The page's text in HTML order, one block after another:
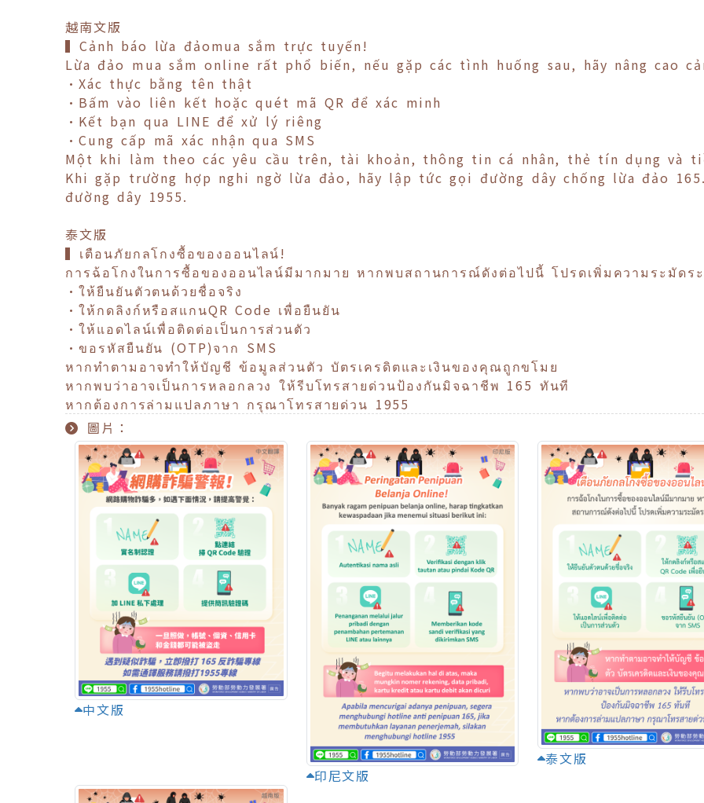
越南文版
▍Cảnh báo lừa đảomua sắm trực tuyến!
Lừa đảo mua sắm online rất phổ biến, nếu gặp các tình huống sau, hãy nâng cao
•Xác thực bằng tên thật
•Bấm vào liên kết hoặc quét mã QR để xác minh
•Kết bạn qua LINE để xử lý riêng
•Cung cấp mã xác nhận qua SMS
Một khi làm theo các yêu cầu trên, tài khoản, thông tin cá nhân, thẻ tín dụng và
Khi gặp trường hợp nghi ngờ lừa đảo, hãy lập tức gọi đường dây chống lừa đảo
đường dây 1955.
泰文版
▍เตือนภัยกลโกงซื้อของออนไลน์!
การฉ้อโกงในการซื้อของออนไลน์มีมากมาย หากพบสถานการณ์ดังต่อไปนี้ โปรดเพิ่มความระมัดร
•ให้ยืนยันตัวตนด้วยชื่อจริง
•ให้กดลิงก์หรือสแกนQR Code เพื่อยืนยัน
•ให้แอดไลน์เพื่อติดต่อเป็นการส่วนตัว
•ขอรหัสยืนยัน (OTP)จาก SMS
หากทำตามอาจทำให้บัญชี ข้อมูลส่วนตัว บัตรเครดิตและเงินของคุณถูกขโมย
หากพบว่าอาจเป็นการหลอกลวง ให้รีบโทรสายด่วนป้องกันมิจฉาชีพ 165 ทันที
หากต้องการล่ามแปลภาษา กรุณาโทรสายด่วน 1955
圖片：
中文版
印尼文版
泰文版